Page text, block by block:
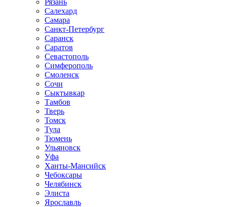
Рязань
Салехард
Самара
Санкт-Петербург
Саранск
Саратов
Севастополь
Симферополь
Смоленск
Сочи
Сыктывкар
Тамбов
Тверь
Томск
Тула
Тюмень
Ульяновск
Уфа
Ханты-Мансийск
Чебоксары
Челябинск
Элиста
Ярославль